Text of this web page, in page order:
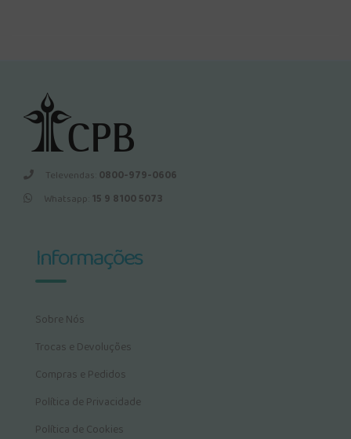
Televendas: 0800-979-0606
Whatsapp: 15 9 8100 5073
Informações
Sobre Nós
Trocas e Devoluções
Compras e Pedidos
Política de Privacidade
Política de Cookies